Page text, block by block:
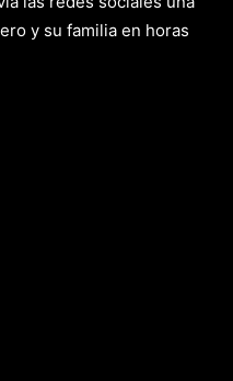
y su familia en horas